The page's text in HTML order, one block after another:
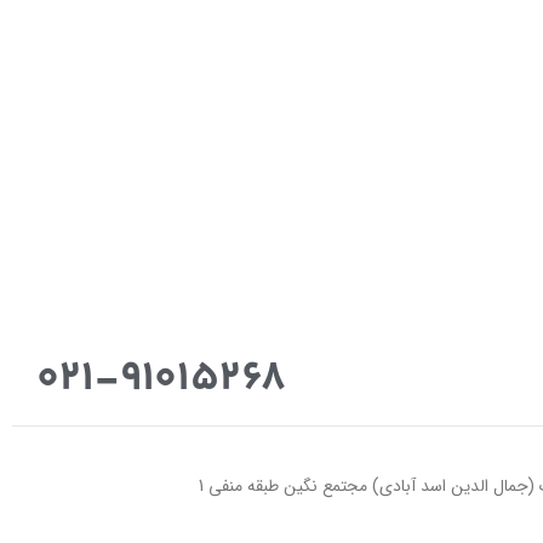
021-91015268